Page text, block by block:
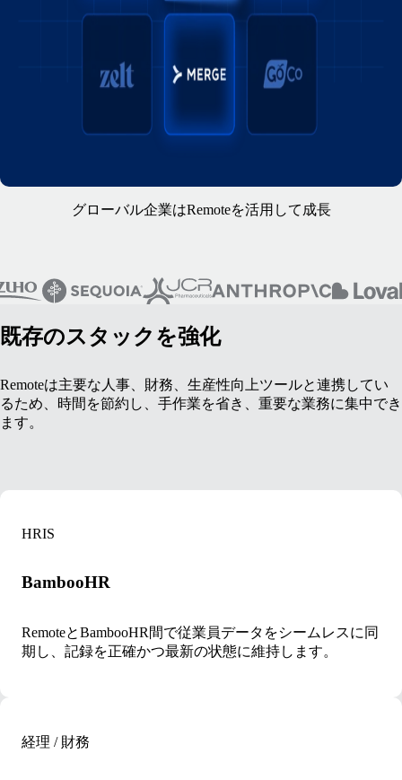
グローバル企業はRemoteを活用して成長
既存のスタックを強化
Remoteは主要な人事、財務、生産性向上ツールと連携してい
るため、時間を節約し、手作業を省き、重要な業務に集中でき
ます。
HRIS
BambooHR
RemoteとBambooHR間で従業員データをシームレスに同
期し、記録を正確かつ最新の状態に維持します。
経理 / 財務